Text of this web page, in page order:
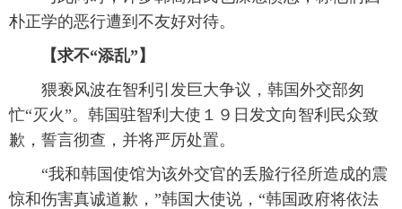
朴正学的恶行遭到不友好对待。
【求不“添乱”】
猥亵风波在智利引发巨大争议，韩国外交部匆
忙“灭火”。韩国驻智利大使１９日发文向智利民众致
歉，誓言彻查，并将严厉处置。
“我和韩国使馆为该外交官的丢脸行径所造成的震
惊和伤害真诚道歉，”韩国大使说，“韩国政府将依法